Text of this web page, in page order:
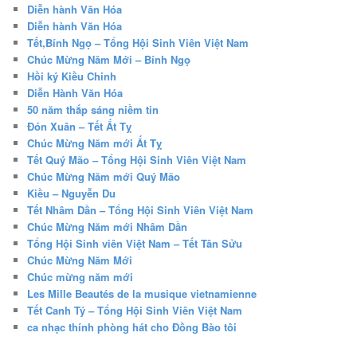
Diễn hành Văn Hóa
Diễn hành Văn Hóa
Tết,Bính Ngọ – Tổng Hội Sinh Viên Việt Nam
Chúc Mừng Năm Mới – Bính Ngọ
Hồi ký Kiều Chinh
Diễn Hành Văn Hóa
50 năm thắp sáng niềm tin
Đón Xuân – Tết Ất Tỵ
Chúc Mừng Năm mới Ất Tỵ
Tết Quý Mão – Tổng Hội Sinh Viên Việt Nam
Chúc Mừng Năm mới Quý Mão
Kiều – Nguyễn Du
Tết Nhâm Dần – Tổng Hội Sinh Viên Việt Nam
Chúc Mừng Năm mới Nhâm Dần
Tổng Hội Sinh viên Việt Nam – Tết Tân Sửu
Chúc Mừng Năm Mới
Chúc mừng năm mới
Les Mille Beautés de la musique vietnamienne
Tết Canh Tý – Tổng Hội Sinh Viên Việt Nam
ca nhạc thính phòng hát cho Đồng Bào tôi